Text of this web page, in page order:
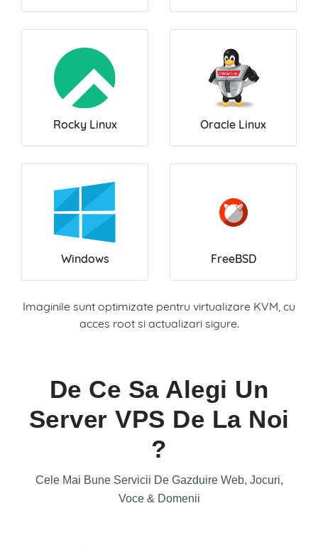
Rocky Linux Oracle Linux
Windows FreeBSD
Imaginile sunt optimizate pentru virtualizare KVM, cu
acces root si actualizari sigure.
De Ce Sa Alegi Un
Server VPS De La Noi
?
Cele Mai Bune Servicii De Gazduire Web, Jocuri,
Voce & Domenii